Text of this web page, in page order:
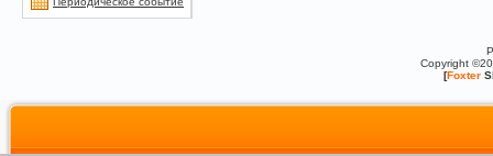
Copyright
[Foxter